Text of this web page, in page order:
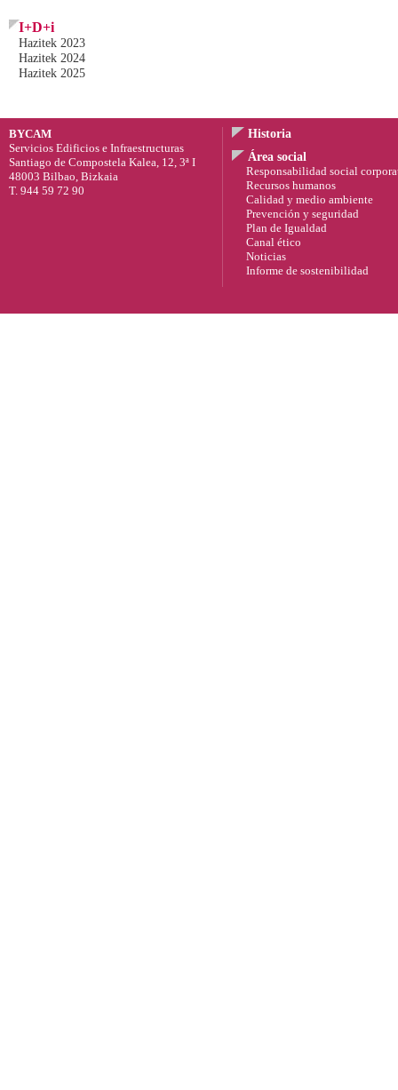
I+D+i
Hazitek 2023
Hazitek 2024
Hazitek 2025
BYCAM
Servicios Edificios e Infraestructuras
Santiago de Compostela Kalea, 12, 3ª I
48003 Bilbao, Bizkaia
T. 944 59 72 90
Historia
Área social
Responsabilidad social
Recursos humanos
Calidad y medio ambiente
Prevención y seguridad
Plan de Igualdad
Canal ético
Noticias
Informe de sostenibilidad